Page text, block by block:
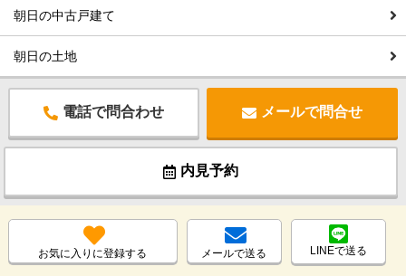
朝日の中古戸建て
朝日の土地
電話で問合わせ メールで問合せ
内見予約
お気に入りに登録する メールで送る LINEで送る